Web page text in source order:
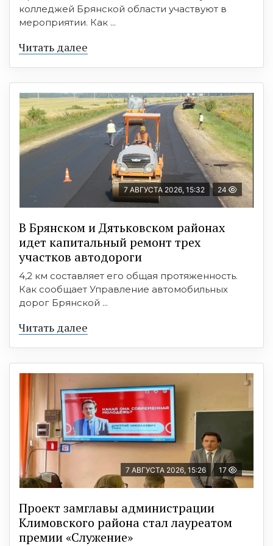
колледжей Брянской области участвуют в
мероприятии. Как ...
Читать далее
7 АВГУСТА 2026, 15:32 24
В Брянском и Дятьковском районах
идет капитальный ремонт трех
участков автодороги
4,2 км составляет его общая протяженность.
Как сообщает Управление автомобильных
дорог Брянской ...
Читать далее
7 АВГУСТА 2026, 15:26 17
Проект замглавы администрации
Климовского района стал лауреатом
премии «Служение»